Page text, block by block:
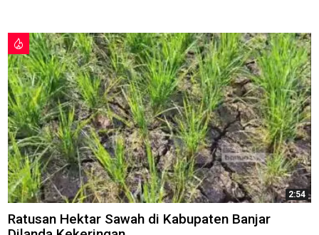
2:54
Ratusan Hektar Sawah di Kabupaten Banjar